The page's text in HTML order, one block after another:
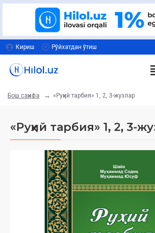
Кириш Рўйхатдан ўтиш
Бош саҳифа «Руҳий тарбия» 1, 2, 3-жузлар
«Руҳий тарбия» 1, 2, 3-